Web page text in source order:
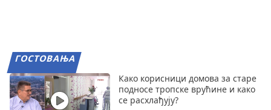
ГОСТОВАЊА
Како корисници домова за старе
подносе тропске врућине и како
се расхлађују?